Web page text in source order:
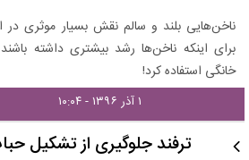
ناخن‌هایی بلند و سالم نقش بسیار موثری در
برای اینکه ناخن‌ها رشد بیشتری داشته
خانگی استفاده کرد!
۱ آذر ۱۳۹۶ - ۱۰:۰۴
ترفند جلوگیری از تشکیل